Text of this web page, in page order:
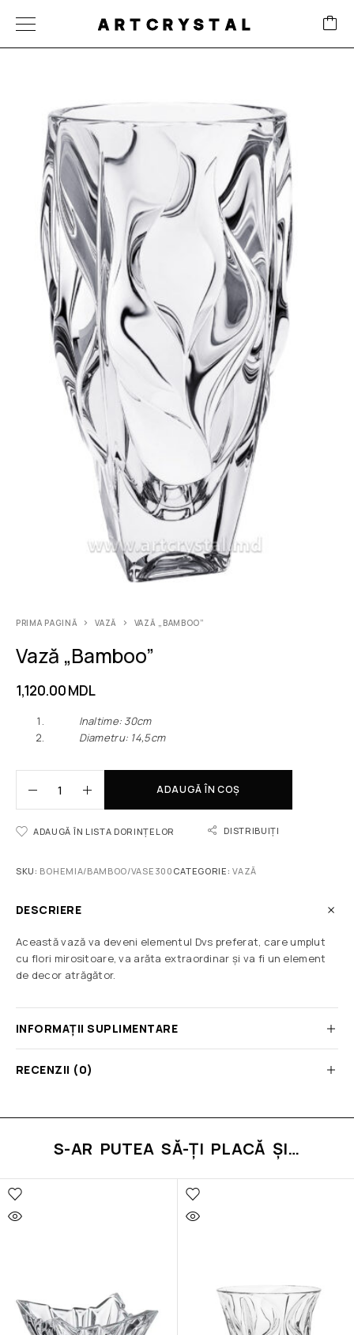
ARTCRYSTAL
PRIMA PAGINĂ VAZĂ VAZĂ „BAMBOO”
Vază „Bamboo”
1,120.00MDL
Inaltime: 30cm
Diametru: 14,5cm
ADAUGĂ ÎN COȘ
ADAUGĂ ÎN LISTA DORINȚELOR DISTRIBUIȚI
SKU: BOHEMIA/BAMBOO/VASE300 CATEGORIE:VAZĂ
DESCRIERE
Această vază va deveni elementul Dvs preferat, care umplut
cu flori mirositoare, va arăta extraordinar și va fi un element
de decor atrăgător.
INFORMAȚII SUPLIMENTARE
RECENZII (0)
S-AR PUTEA SĂ-ȚI PLACĂ ȘI…